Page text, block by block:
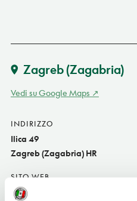
Zagreb (Zagabria)
Vedi su Google Maps
INDIRIZZO
Ilica 49
Zagreb (Zagabria) HR
SITO WEB
www.pivnica-medvedgrad.hr